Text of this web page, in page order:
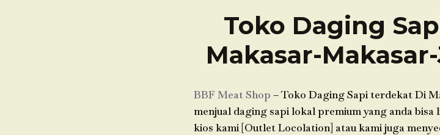
Toko Daging
Makasar-
BBF Meat Shop – Toko Daging Sapi terdekat Di
menjual daging sapi lokal premium yang anda
kios kami [Outlet Locolation] atau kami juga